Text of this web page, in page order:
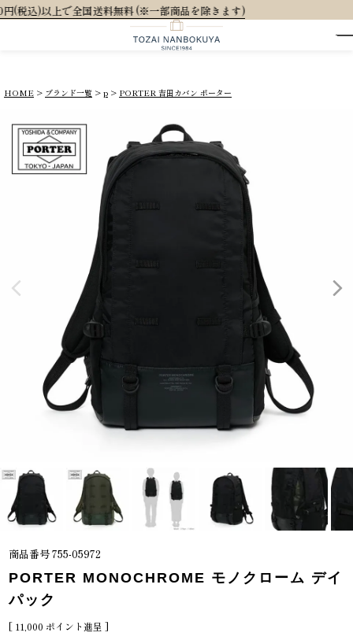
(※一部商品を除きます)
HOME ブランド一覧 p PORTER 吉田カバン ポーター
商品番号755-05972
PORTER MONOCHROME モノクローム デイ
パック
[ 11,000 ポイント進呈 ]